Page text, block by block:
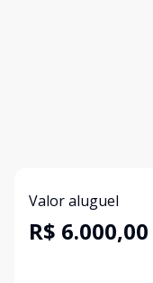
Valor aluguel
R$ 6.000,00